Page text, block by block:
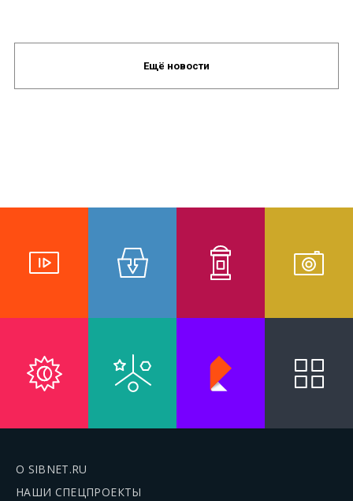
Ещё новости
О SIBNET.RU
НАШИ СПЕЦПРОЕКТЫ